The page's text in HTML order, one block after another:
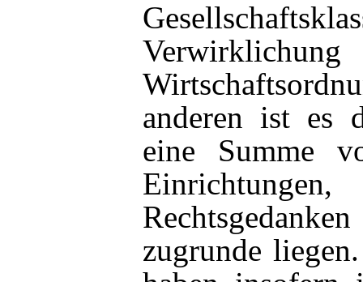
anderen ist es
eine Summe
zugrunde